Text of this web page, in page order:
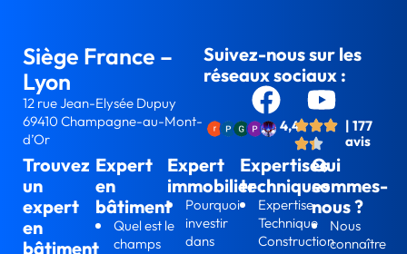
Siège France –
Lyon
12 rue Jean-Elysée Dupuy
69410 Champagne-au-Mont-
d’Or
Suivez-nous sur les
réseaux sociaux :
4,4
| 177
avis
Expert
en
bâtiment
Quel est le
champs
Expert
immobilier
Pourquoi
investir
dans
Expertises
techniques
Expertise
Technique
Construction
Qui
sommes-
nous ?
Nous
connaître
Trouvez
un
expert
en
bâtiment